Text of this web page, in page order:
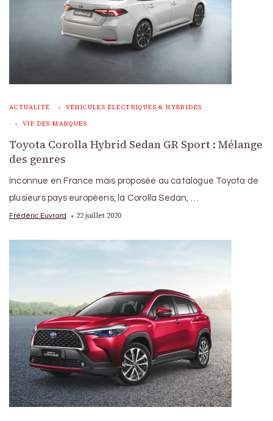
ACTUALITÉ VÉHICULES ÉLECTRIQUES & HYBRIDES
VIE DES MARQUES
Toyota Corolla Hybrid Sedan GR Sport : Mélange
des genres
Inconnue en France mais proposée au catalogue Toyota de
plusieurs pays européens, la Corolla Sedan, …
Frédéric Euvrard 22 juillet 2020